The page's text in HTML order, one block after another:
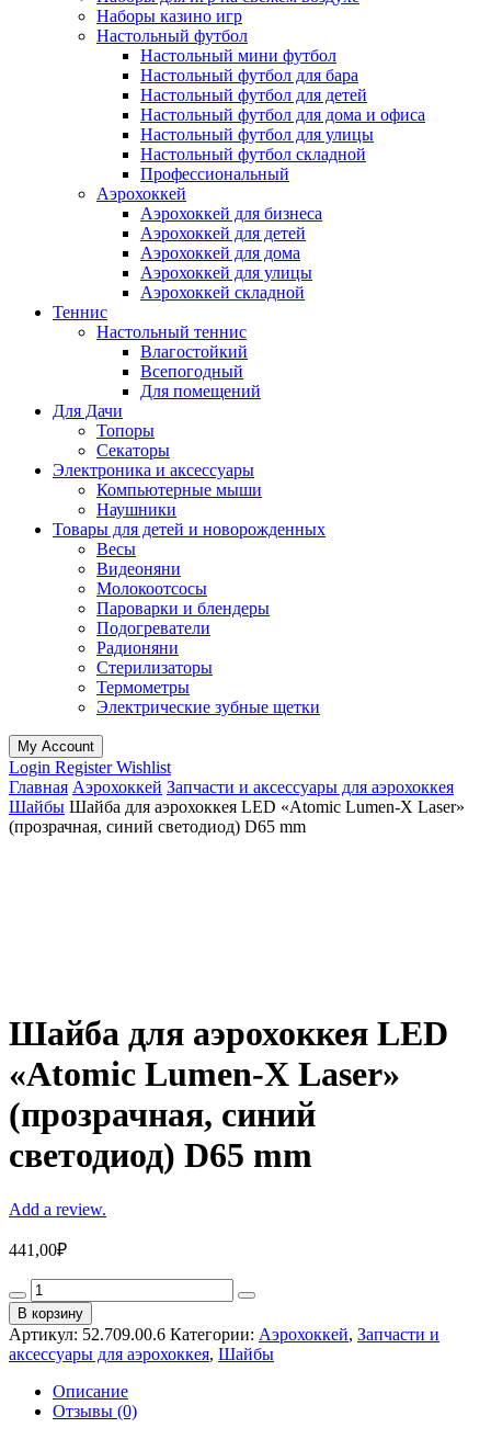
Наборы казино игр
Настольный футбол
Настольный мини футбол
Настольный футбол для бара
Настольный футбол для детей
Настольный футбол для дома и офиса
Настольный футбол для улицы
Настольный футбол складной
Профессиональный
Аэрохоккей
Аэрохоккей для бизнеса
Аэрохоккей для детей
Аэрохоккей для дома
Аэрохоккей для улицы
Аэрохоккей складной
Теннис
Настольный теннис
Влагостойкий
Всепогодный
Для помещений
Для Дачи
Топоры
Секаторы
Электроника и аксессуары
Компьютерные мыши
Наушники
Товары для детей и новорожденных
Весы
Видеоняни
Молокоотсосы
Пароварки и блендеры
Подогреватели
Радионяни
Стерилизаторы
Термометры
Электрические зубные щетки
My Account
Login RegisterWishlist
Главная Аэрохоккей Запчасти и аксессуары для аэрохоккея
Шайбы Шайба для аэрохоккея LED «Atomic Lumen-X Laser»
(прозрачная, синий светодиод) D65 mm
Шайба для аэрохоккея LED
«Atomic Lumen-X Laser»
(прозрачная, синий
светодиод) D65 mm
Add a review.
441,00₽
Шайба
для
аэрохоккея
LED
«Atomic
Lumen-
X
Laser»
В корзину
Артикул: 52.709.00.6 Категории: Аэрохоккей, Запчасти и
аксессуары для аэрохоккея, Шайбы
Описание
Отзывы (0)